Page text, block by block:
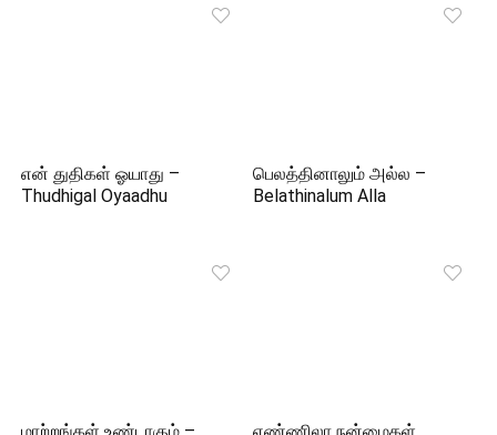
என் துதிகள் ஓயாது –
Thudhigal Oyaadhu
பெலத்தினாலும் அல்ல –
Belathinalum Alla